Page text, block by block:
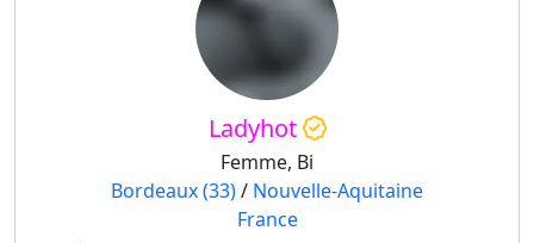
Ladyhot
Femme, Bi
Bordeaux (33)/ Nouvelle-Aquitaine
France